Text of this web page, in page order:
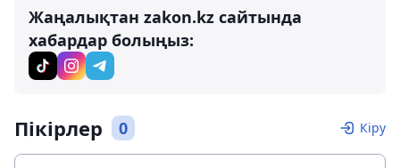
Жаңалықтан zakon.kz сайтында
хабардар болыңыз:
Пікірлер 0 Кіру